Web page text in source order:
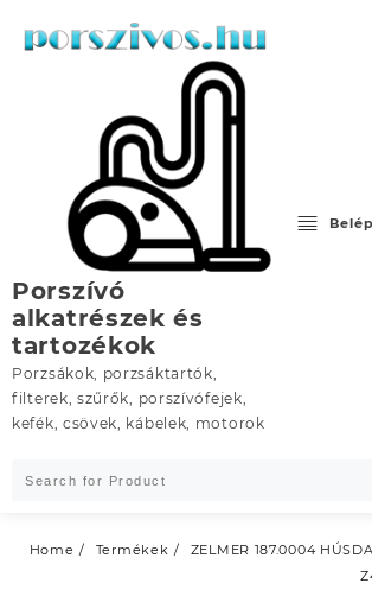
Porszívó
alkatrészek és
tartozékok
Porzsákok, porzsáktartók,
filterek, szűrők, porszívófejek,
kefék, csövek, kábelek, motorok
Home Termékek
ZELMER 187.0004